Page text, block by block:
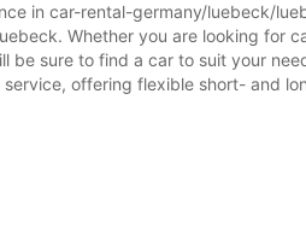
in car-rental-germany/luebeck/
Whether you are looking for
sure to find a car to suit your
offering flexible short- and